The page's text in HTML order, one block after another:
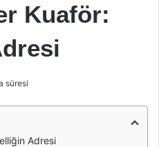
Kuaför:
süresi
Adresi